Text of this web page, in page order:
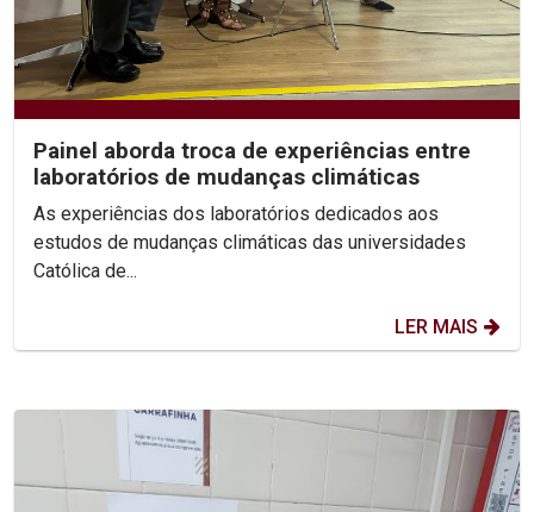
Painel aborda troca de experiências entre
laboratórios de mudanças climáticas
As experiências dos laboratórios dedicados aos
estudos de mudanças climáticas das universidades
Católica de...
LER MAIS